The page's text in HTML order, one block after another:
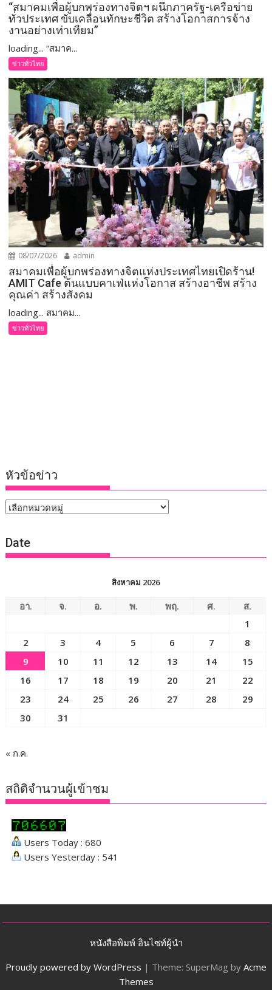
“สมาคมเพื่อผู้บกพร่องทางจิตฯ ผนึกภาครัฐ-เครือข่าย
ทั่วประเทศ ขับเคลื่อนทักษะชีวิต สร้างโอกาสการจ้าง
งานอย่างเท่าเทียม”
loading... “สมาค...
ข่าวทั่วไทย
08/07/2026 admin
สมาคมเพื่อผู้บกพร่องทางจิตแห่งประเทศไทยเปิดร้าน!
AMIT Cafe ต้นแบบคาเฟ่แห่งโอกาส สร้างอาชีพ สร้าง
คุณค่า สร้างสังคม
loading... สมาคม...
ข่าวทั่วไทย
หัวข้อข่าว
หัวข้อ
Date
สิงหาคม 2026
อา. จ. อ. พ. พฤ. ศ.
ส.
1
2
3 4 5 6 7
8
9
10 11 12 13 14
15
16
17 18 19 20 21
22
23
24 25 26 27 28
29
30
31
« ก.ค.
สถิติจำนวนผู้เข้าชม
Users Today : 680
Users Yesterday : 541
หนังสือพิมพ์ อินไซท์ผู้นำ
Proudly powered by WordPress | Theme: SuperMag by Acme
Themes